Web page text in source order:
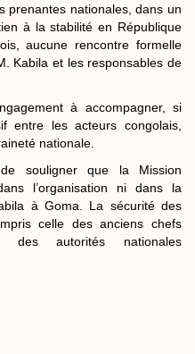
prenantes nationales, dans un
à la stabilité en République
aucune rencontre formelle
Kabila et les responsables de
à accompagner, si
entre les acteurs congolais,
nationale.
souligner que la Mission
l’organisation ni dans la
à Goma. La sécurité des
celle des anciens chefs
des autorités nationales